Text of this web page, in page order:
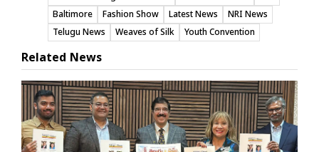
Baltimore
Fashion Show Latest News
NRI News
Telugu News
Weaves of Silk Youth Convention
Related News